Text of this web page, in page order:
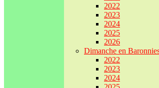
2022
2023
2024
2025
2026
Dimanche en
2022
2023
2024